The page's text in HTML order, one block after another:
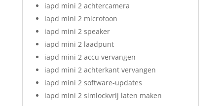
iapd mini 2 achtercamera
iapd mini 2 microfoon
iapd mini 2 speaker
iapd mini 2 laadpunt
iapd mini 2 accu vervangen
iapd mini 2 achterkant vervangen
iapd mini 2 software-updates
iapd mini 2 simlockvrij laten maken